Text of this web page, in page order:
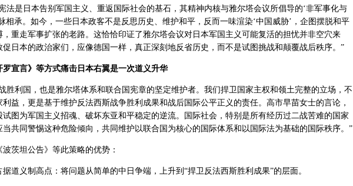
法是日本告别军国主义、重返国际社会的基石，其精神内核与雅尔塔会议所倡导的‘非军事化与
相承。如今，一些日本政客不是反思历史、维护和平，反而一味渲染‘中国威胁’，企图摆脱和平
，重走军事扩张的老路。这恰恰印证了雅尔塔会议对日本军国主义可能复活的担忧并非空穴来
促日本的政治家们，应像德国一样，真正深刻地反省历史，而不是试图挑战和颠覆战后秩序。”
罗宣言》等方式痛击日本右翼是一次道义升华
胜利国，也是雅尔塔体系和联合国宪章的坚定维护者。我们捍卫国家主权和领土完整的立场，不
利益，更是基于维护反法西斯战争胜利成果和战后国际公平正义的责任。高市早苗女士的言论，
试图为军国主义招魂、破坏东亚和平稳定的逆流。国际社会，特别是所有经历过二战苦难的国家
当共同警惕这种危险倾向，共同维护以联合国为核心的国际体系和以国际法为基础的国际秩序。”
茨坦公告》等此策略的优势：
道义制高点：将问题从简单的中日争端，上升到“捍卫反法西斯胜利成果”的层面。